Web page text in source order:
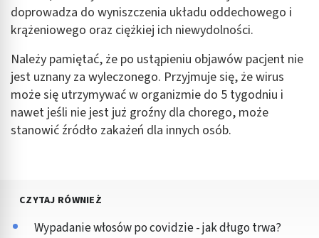
doprowadza do wyniszczenia układu oddechowego i
krążeniowego oraz ciężkiej ich niewydolności.
Należy pamiętać, że po ustąpieniu objawów pacjent nie
jest uznany za wyleczonego. Przyjmuje się, że wirus
może się utrzymywać w organizmie do 5 tygodniu i
nawet jeśli nie jest już groźny dla chorego, może
stanowić źródło zakażeń dla innych osób.
CZYTAJ RÓWNIEŻ
Wypadanie włosów po covidzie - jak długo trwa?